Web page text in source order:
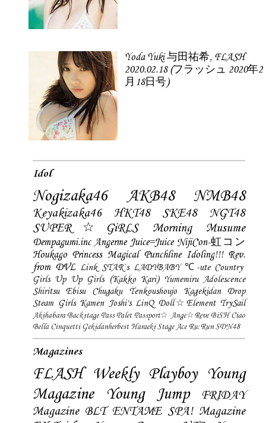
Yoda Yuki 与田祐希, FLASH
2020.02.18 (フラッシュ 2020年2
月18日号)
Idol
Nogizaka46 AKB48 NMB48
Keyakizaka46 HKT48 SKE48
NGT48
SUPER☆GiRLS
Morning Musume
Dempagumi.inc Angerme Juice=Juice NijiCon-虹コン
Houkago Princess Magical Punchline Idoling!!! Rev.
from DVL Link STAR`s LADYBABY ℃-ute Country
Girls Up Up Girls (Kakko Kari) Yumemiru Adolescence
Shiritsu Ebisu Chugaku
Tenkoushoujo Kagekidan
Drop
Steam Girls Kamen Joshi's LinQ Doll☆Element TrySail
Akihabara Backstage Pass Palet Passport☆ Ange☆Reve BiSH Ciao
Bella Cinquetti Gekidanherbest Haraeki Stage Ace Ru:Run SDN48
Magazines
FLASH Weekly Playboy Young
Magazine
Young Jump
FRIDAY
Magazine BLT ENTAME SPA! Magazine